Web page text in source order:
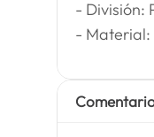
- División:
- Material: